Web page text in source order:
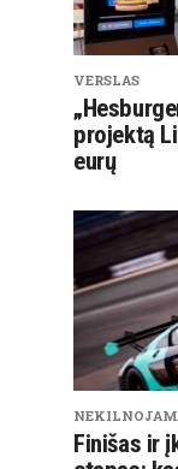
VERSLAS
projektą
eurų
Finišas ir